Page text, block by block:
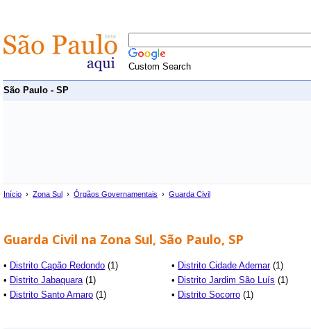
Custom Search
São Paulo - SP
Início › Zona Sul › Órgãos Governamentais › Guarda Civil
Guarda Civil na Zona Sul, São Paulo, SP
• Distrito Capão Redondo (1) • Distrito Cidade Ademar(1)
• Distrito Jabaquara(1) • Distrito Jardim São Luís (1)
• Distrito Santo Amaro (1) • Distrito Socorro (1)